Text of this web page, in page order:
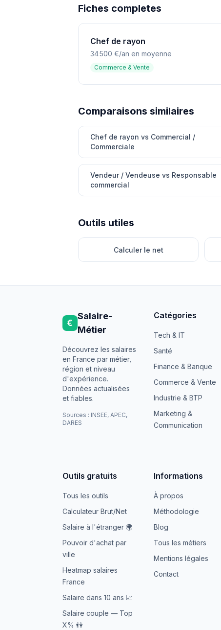
Fiches completes
Chef de rayon
34 500 €/an en moyenne
Commerce & Vente
Comparaisons similaires
Chef de rayon vs Commercial /
Commerciale
Vendeur / Vendeuse vs Responsable
commercial
Outils utiles
Calculer le net
€
Salaire-
Métier
Découvrez les salaires
en France par métier,
région et niveau
d'expérience.
Données actualisées
et fiables.
Sources : INSEE, APEC,
DARES
Catégories
Tech & IT
Santé
Finance & Banque
Commerce & Vente
Industrie & BTP
Marketing &
Communication
Outils gratuits
Tous les outils
Calculateur Brut/Net
Salaire à l'étranger 🌍
Pouvoir d'achat par
ville
Heatmap salaires
France
Salaire dans 10 ans 📈
Salaire couple — Top
X% 👫
Informations
À propos
Méthodologie
Blog
Tous les métiers
Mentions légales
Contact